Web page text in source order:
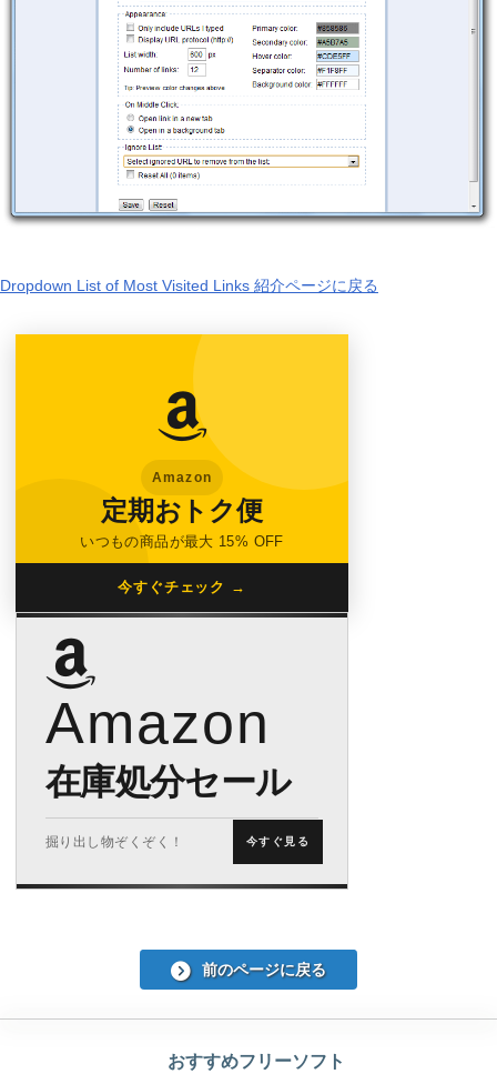
Dropdown List of Most Visited Links 紹介ページに戻る
Amazon
定期おトク便
いつもの商品が最大 15% OFF
今すぐチェック →
Amazon
在庫処分セール
掘り出し物ぞくぞく！ 今すぐ見る
前のページに戻る
おすすめフリーソフト